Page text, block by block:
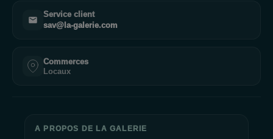
Service client
sav@la-galerie.com
Commerces
Locaux
A PROPOS DE LA GALERIE